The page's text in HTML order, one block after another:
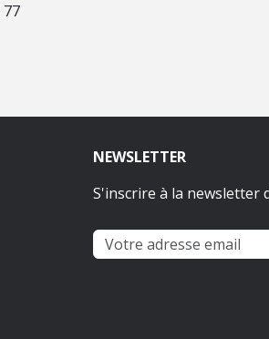
NEWSLETTER
S'inscrire à la newsletter